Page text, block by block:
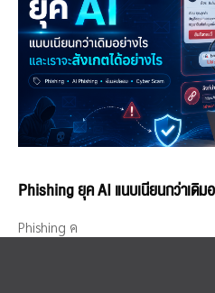
Phishing ยุค AI แนบเนียนกว่าเดิมอ
Phishing ค